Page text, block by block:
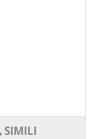
SIMILI